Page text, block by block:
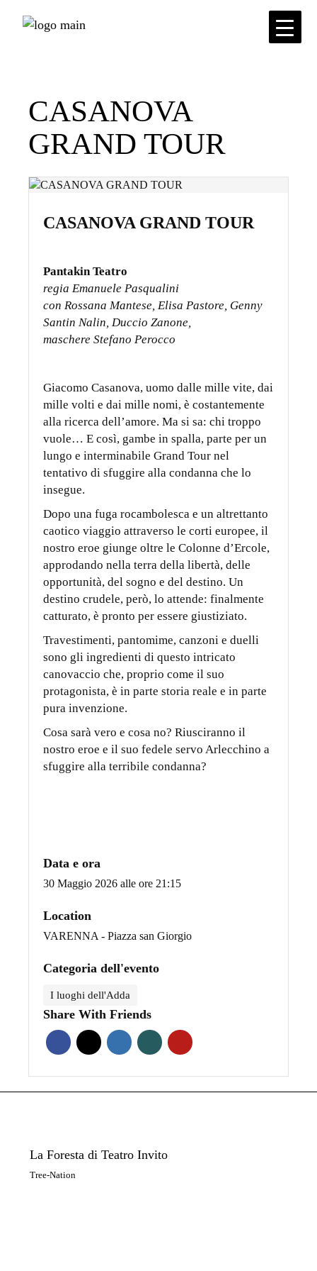
CASANOVA
GRAND TOUR
CASANOVA GRAND TOUR
PantakinTeatro
regia Emanuele Pasqualini
con Rossana Mantese, Elisa Pastore, Genny
Santin Nalin, Duccio Zanone,
maschere Stefano Perocco
Giacomo Casanova, uomo dalle mille vite, dai
mille volti e dai mille nomi, è costantemente
alla ricerca dell’amore. Ma si sa: chi troppo
vuole… E così, gambe in spalla, parte per un
lungo e interminabile Grand Tour nel
tentativo di sfuggire alla condanna che lo
insegue.
Dopo una fuga rocambolesca e un altrettanto
caotico viaggio attraverso le corti europee, il
nostro eroe giunge oltre le Colonne d’Ercole,
approdando nella terra della libertà, delle
opportunità, del sogno e del destino. Un
destino crudele, però, lo attende: finalmente
catturato, è pronto per essere giustiziato.
Travestimenti, pantomime, canzoni e duelli
sono gli ingredienti di questo intricato
canovaccio che, proprio come il suo
protagonista, è in parte storia reale e in parte
pura invenzione.
Cosa sarà vero e cosa no? Riusciranno il
nostro eroe e il suo fedele servo Arlecchino a
sfuggire alla terribile condanna?
Data e ora
30 Maggio 2026 alle ore 21:15
Location
VARENNA - Piazza san Giorgio
Categoria dell'evento
I luoghi dell'Adda
Share With Friends
La Foresta di Teatro Invito
Tree-Nation